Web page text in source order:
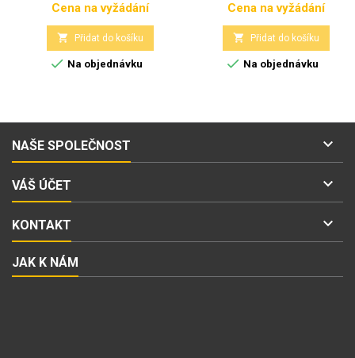
Cena
Cena na vyžádání
 Přidat do košíku
 Na objednávku
Cena
Cena na vyžádání
 Přidat do košíku
 Na objednávku
NAŠE SPOLEČNOST 
VÁŠ ÚČET 
KONTAKT 
JAK K NÁM